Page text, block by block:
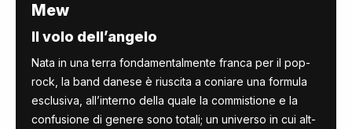
Mew
Il volo dell’angelo
Nata in una terra fondamentalmente franca per il pop-
rock, la band danese è riuscita a coniare una formula
esclusiva, all’interno della quale la commistione e la
confusione di genere sono totali; un universo in cui alt-